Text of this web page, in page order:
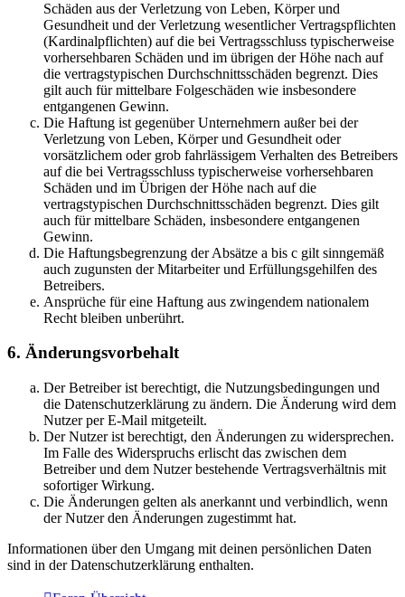
Schäden aus der Verletzung von Leben, Körper und
Gesundheit und der Verletzung wesentlicher Vertragspflichten
(Kardinalpflichten) auf die bei Vertragsschluss typischerweise
vorhersehbaren Schäden und im übrigen der Höhe nach auf
die vertragstypischen Durchschnittsschäden begrenzt. Dies
gilt auch für mittelbare Folgeschäden wie insbesondere
entgangenen Gewinn.
Die Haftung ist gegenüber Unternehmern außer bei der
Verletzung von Leben, Körper und Gesundheit oder
vorsätzlichem oder grob fahrlässigem Verhalten des Betreibers
auf die bei Vertragsschluss typischerweise vorhersehbaren
Schäden und im Übrigen der Höhe nach auf die
vertragstypischen Durchschnittsschäden begrenzt. Dies gilt
auch für mittelbare Schäden, insbesondere entgangenen
Gewinn.
Die Haftungsbegrenzung der Absätze a bis c gilt sinngemäß
auch zugunsten der Mitarbeiter und Erfüllungsgehilfen des
Betreibers.
Ansprüche für eine Haftung aus zwingendem nationalem
Recht bleiben unberührt.
6. Änderungsvorbehalt
Der Betreiber ist berechtigt, die Nutzungsbedingungen und
die Datenschutzerklärung zu ändern. Die Änderung wird dem
Nutzer per E-Mail mitgeteilt.
Der Nutzer ist berechtigt, den Änderungen zu widersprechen.
Im Falle des Widerspruchs erlischt das zwischen dem
Betreiber und dem Nutzer bestehende Vertragsverhältnis mit
sofortiger Wirkung.
Die Änderungen gelten als anerkannt und verbindlich, wenn
der Nutzer den Änderungen zugestimmt hat.
Informationen über den Umgang mit deinen persönlichen Daten
sind in der Datenschutzerklärung enthalten.